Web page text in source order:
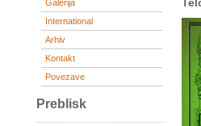
Galerija
International
Arhiv
Kontakt
Povezave
Preblisk